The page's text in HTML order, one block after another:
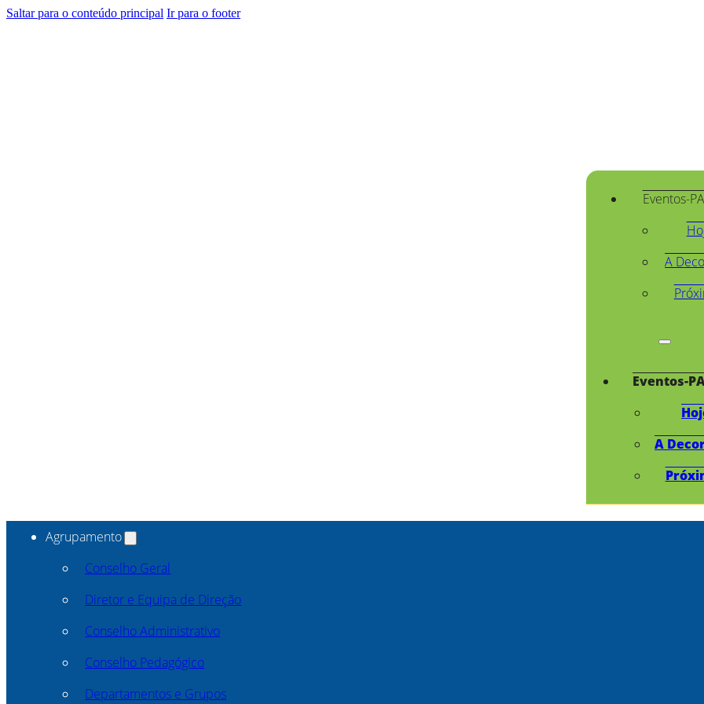
Saltar para o conteúdo principal Ir para o footer
Eventos-
A
Eventos-
A
Agrupamento
Conselho Geral
Diretor e Equipa de Direção
Conselho Administrativo
Conselho Pedagógico
Departamentos e Grupos